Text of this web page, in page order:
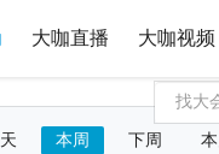
大咖直播 大咖视频
本周 下周